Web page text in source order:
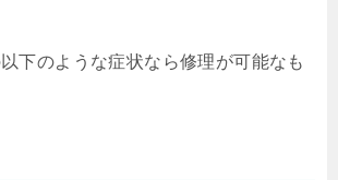
下のような症状なら修理が可能なも